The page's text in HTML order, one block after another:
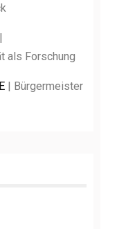
|
als Forschung
| Bürgermeister